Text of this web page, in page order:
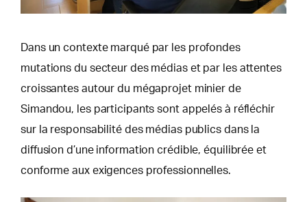
Dans un contexte marqué par les profondes
mutations du secteur des médias et par les attentes
croissantes autour du mégaprojet minier de
Simandou, les participants sont appelés à réfléchir
sur la responsabilité des médias publics dans la
diffusion d’une information crédible, équilibrée et
conforme aux exigences professionnelles.